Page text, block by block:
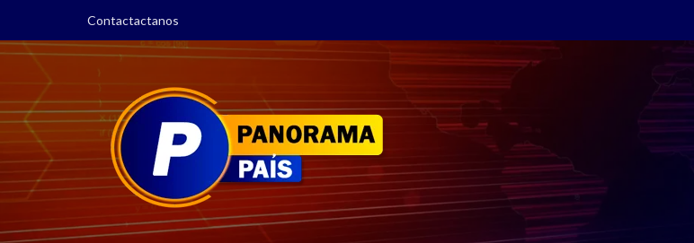
contenido
Contactactanos